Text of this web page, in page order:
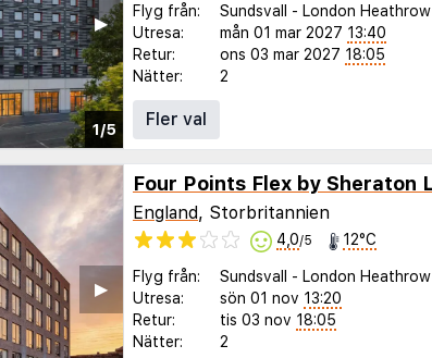
1/5
▶︎
Flyg från: Sundsvall - London Heathrow
Utresa:
mån 01 mar 2027 13:40
Retur:
ons 03 mar 2027 18:05
Nätter:
2
Fler val
▶︎
England, Storbritannien
4,0/5 12°C
Flyg från: Sundsvall - London Heathrow
Utresa:
sön 01 nov 13:20
Retur:
tis 03 nov 18:05
Nätter:
2